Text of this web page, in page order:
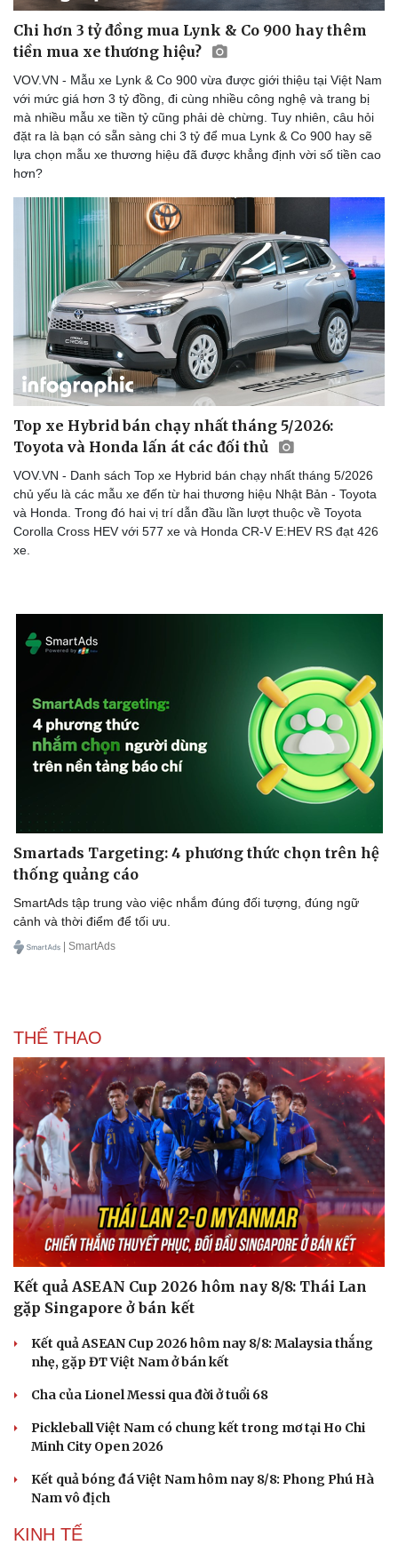
Sân khấu - Điện ảnh
Âm nhạc
Di sản
Sao Việt
Chi hơn 3 tỷ đồng mua Lynk & Co 900 hay thêm
tiền mua xe thương hiệu?
VOV.VN - Mẫu xe Lynk & Co 900 vừa được giới thiệu tại Việt Nam
với mức giá hơn 3 tỷ đồng, đi cùng nhiều công nghệ và trang bị
mà nhiều mẫu xe tiền tỷ cũng phải dè chừng. Tuy nhiên, câu hỏi
đặt ra là bạn có sẵn sàng chi 3 tỷ để mua Lynk & Co 900 hay sẽ
lựa chọn mẫu xe thương hiệu đã được khẳng định vời số tiền cao
hơn?
Top xe Hybrid bán chạy nhất tháng 5/2026:
Toyota và Honda lấn át các đối thủ
VOV.VN - Danh sách Top xe Hybrid bán chạy nhất tháng 5/2026
chủ yếu là các mẫu xe đến từ hai thương hiệu Nhật Bản - Toyota
và Honda. Trong đó hai vị trí dẫn đầu lần lượt thuộc về Toyota
Corolla Cross HEV với 577 xe và Honda CR-V E:HEV RS đạt 426
xe.
Smartads Targeting: 4 phương thức chọn trên hệ
thống quảng cáo
SmartAds tập trung vào việc nhắm đúng đối tượng, đúng ngữ
cảnh và thời điểm để tối ưu.
| SmartAds
THỂ THAO
Kết quả ASEAN Cup 2026 hôm nay 8/8: Thái Lan
gặp Singapore ở bán kết
Kết quả ASEAN Cup 2026 hôm nay 8/8: Malaysia thắng
nhẹ, gặp ĐT Việt Nam ở bán kết
Cha của Lionel Messi qua đời ở tuổi 68
Pickleball Việt Nam có chung kết trong mơ tại Ho Chi
Minh City Open 2026
Kết quả bóng đá Việt Nam hôm nay 8/8: Phong Phú Hà
Nam vô địch
KINH TẾ